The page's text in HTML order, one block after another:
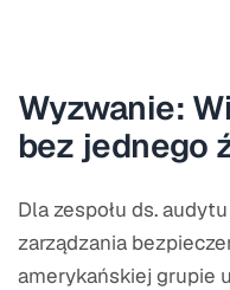
Wyzwanie:
bez jednego
Dla zespołu ds.
zarządzania
amerykańskiej grupie